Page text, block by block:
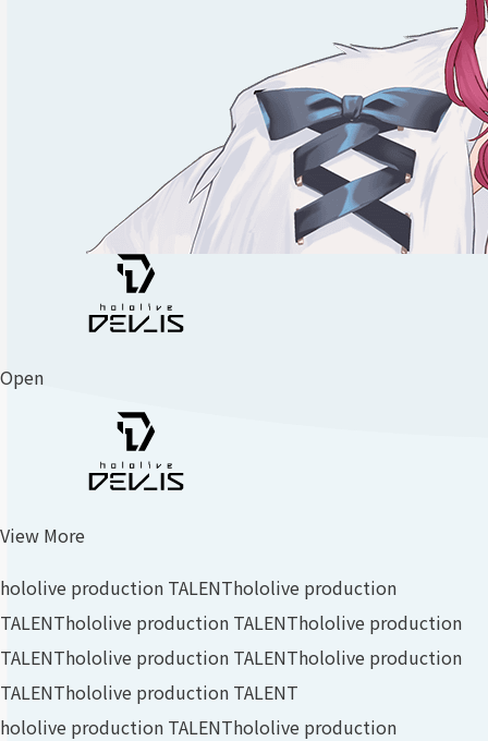
Open
View More
hololive production TALENThololive production
TALENThololive production TALENThololive production
TALENThololive production TALENThololive production
TALENThololive production TALENT
hololive production TALENThololive production